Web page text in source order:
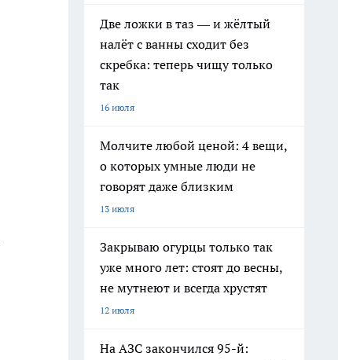
Две ложки в таз — и жёлтый
налёт с ванны сходит без
скребка: теперь чищу только
так
16 июля
Молчите любой ценой: 4 вещи,
о которых умные люди не
говорят даже близким
13 июля
Закрываю огурцы только так
уже много лет: стоят до весны,
не мутнеют и всегда хрустят
12 июля
На АЗС закончился 95-й: